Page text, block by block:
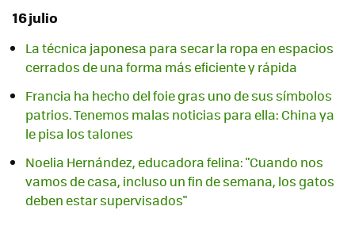
16 julio
La técnica japonesa para secar la ropa en espacios
cerrados de una forma más eficiente y rápida
Francia ha hecho del foie gras uno de sus símbolos
patrios. Tenemos malas noticias para ella: China ya
le pisa los talones
Noelia Hernández, educadora felina: "Cuando nos
vamos de casa, incluso un fin de semana, los gatos
deben estar supervisados"